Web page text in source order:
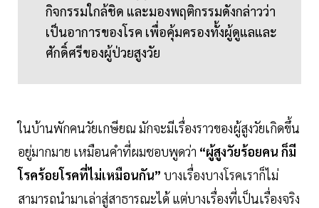
กิจกรรมใกล้ชิด และมองพฤติกรรมดังกล่าวว่า
เป็นอาการของโรค เพื่อคุ้มครองทั้งผู้ดูแลและ
ศักดิ์ศรีของผู้ป่วยสูงวัย
ในบ้านพักคนวัยเกษียณ มักจะมีเรื่องราวของผู้สูงวัยเกิดขึ้น
อยู่มากมาย เหมือนคำที่ผมชอบพูดว่า “ผู้สูงวัยร้อยคน ก็มี
โรคร้อยโรคที่ไม่เหมือนกัน” บางเรื่องบางโรคเราก็ไม่
สามารถนำมาเล่าสู่สาธารณะได้ แต่บางเรื่องที่เป็นเรื่องจริง